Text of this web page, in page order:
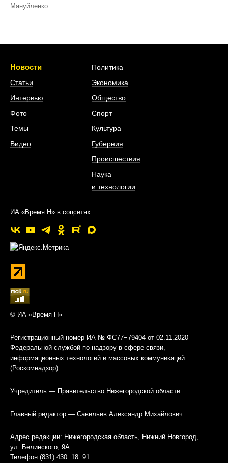
Мануйленко.
Новости
Статьи
Интервью
Фото
Темы
Видео
Политика
Экономика
Общество
Спорт
Культура
Губерния
Происшествия
Наука
и технологии
ИА «Время Н» в соцсетях
© ИА «Время Н»
Регистрационный номер ИА № ФС77−79404 от 02.11.2020
Федеральной службой по надзору в сфере связи,
информационных технологий и массовых коммуникаций
(Роскомнадзор)
Учредитель — Правительство Нижегородской области
Главный редактор — Савельев Александр Михайлович
Адрес редакции: Нижегородская область, Нижний Новгород,
ул. Белинского, 9А
Телефон (831) 430−18−91